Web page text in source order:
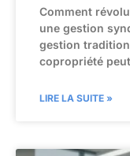
Comment
une gestion
gestion
copropriété
LIRE LA SUITE »